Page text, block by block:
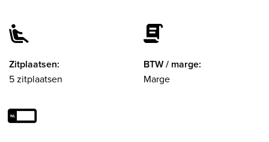
Zitplaatsen:
5 zitplaatsen
BTW / marge:
Marge